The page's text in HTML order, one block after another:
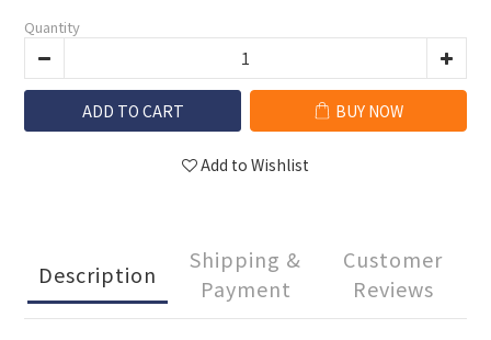
Quantity
ADD TO CART BUY NOW
Add to Wishlist
Description
Shipping &
Payment
Customer
Reviews